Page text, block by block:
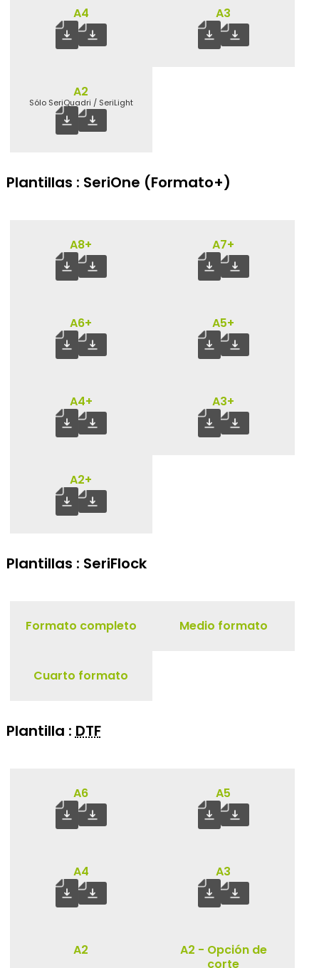
Porta credenciales
Porta dorsal New !
A4 A3
A2
Sólo SeriQuadri / SeriLight
Plantillas : SeriOne (Formato+)
A8+ A7+
A6+ A5+
A4+ A3+
A2+
Plantillas : SeriFlock
Formato completo Medio formato
Cuarto formato
Plantilla : DTF
A6 A5
A4 A3
A2
A2 - Opción de
corte